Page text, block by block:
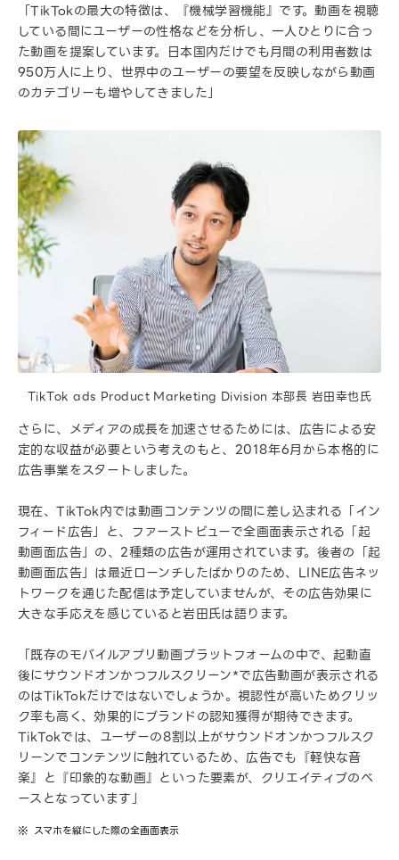
「TikTokの最大の特徴は、『機械学習機能』です。動画を視聴
している間にユーザーの性格などを分析し、一人ひとりに合っ
た動画を提案しています。日本国内だけでも月間の利用者数は
950万人に上り、世界中のユーザーの要望を反映しながら動画
のカテゴリーも増やしてきました」
TikTok ads Product Marketing Division 本部長 岩田幸也氏
さらに、メディアの成長を加速させるためには、広告による安
定的な収益が必要という考えのもと、2018年6月から本格的に
広告事業をスタートしました。
現在、TikTok内では動画コンテンツの間に差し込まれる「イン
フィード広告」と、ファーストビューで全画面表示される「起
動画面広告」の、2種類の広告が運用されています。後者の「起
動画面広告」は最近ローンチしたばかりのため、LINE広告ネッ
トワークを通じた配信は予定していませんが、その広告効果に
大きな手応えを感じていると岩田氏は語ります。
「既存のモバイルアプリ動画プラットフォームの中で、起動直
後にサウンドオンかつフルスクリーン*で広告動画が表示される
のはTikTokだけではないでしょうか。視認性が高いためクリッ
ク率も高く、効果的にブランドの認知獲得が期待できます。
TikTokでは、ユーザーの8割以上がサウンドオンかつフルスク
リーンでコンテンツに触れているため、広告でも『軽快な音
楽』と『印象的な動画』といった要素が、クリエイティブのベ
ースとなっています」
スマホを縦にした際の全画面表示